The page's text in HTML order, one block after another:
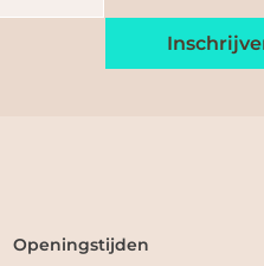
Openingstijden